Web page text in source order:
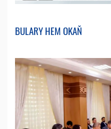
BULARY HEM OKAŇ